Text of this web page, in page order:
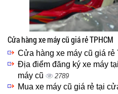
Cửa hàng xe máy cũ giá rẻ TPHCM
Cửa hàng xe máy cũ giá rẻ
Địa điểm đăng ký xe máy
máy cũ
2789
Mua xe máy cũ giá rẻ tại